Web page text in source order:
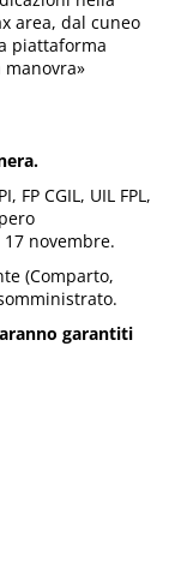
area, dal cuneo
piattaforma
CGIL, UIL FPL,
novembre.
(Comparto,
garantiti